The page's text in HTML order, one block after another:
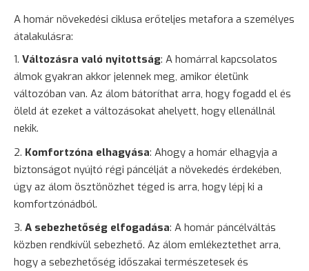
A homár növekedési ciklusa erőteljes metafora a személyes
átalakulásra:
Változásra való nyitottság: A homárral kapcsolatos
álmok gyakran akkor jelennek meg, amikor életünk
változóban van. Az álom bátoríthat arra, hogy fogadd el és
öleld át ezeket a változásokat ahelyett, hogy ellenállnál
nekik.
Komfortzóna elhagyása: Ahogy a homár elhagyja a
biztonságot nyújtó régi páncélját a növekedés érdekében,
úgy az álom ösztönözhet téged is arra, hogy lépj ki a
komfortzónádból.
A sebezhetőség elfogadása: A homár páncélváltás
közben rendkívül sebezhető. Az álom emlékeztethet arra,
hogy a sebezhetőség időszakai természetesek és